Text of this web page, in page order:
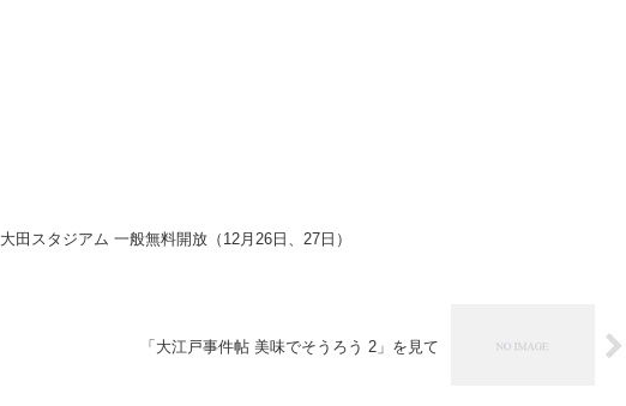
大田スタジアム 一般無料開放（12月26日、27日）
「大江戸事件帖 美味でそうろう 2」を見て